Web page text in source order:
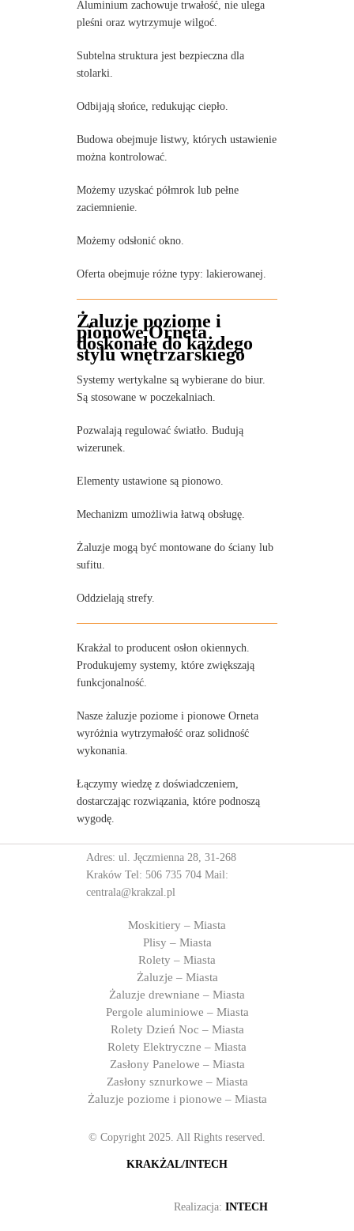
Aluminium zachowuje trwałość, nie ulega
pleśni oraz wytrzymuje wilgoć.
Subtelna struktura jest bezpieczna dla
stolarki.
Odbijają słońce, redukując ciepło.
Budowa obejmuje listwy, których ustawienie
można kontrolować.
Możemy uzyskać półmrok lub pełne
zaciemnienie.
Możemy odsłonić okno.
Oferta obejmuje różne typy: lakierowanej.
Żaluzje poziome i
pionowe Orneta
doskonałe do każdego
stylu wnętrzarskiego
Systemy wertykalne są wybierane do biur.
Są stosowane w poczekalniach.
Pozwalają regulować światło. Budują
wizerunek.
Elementy ustawione są pionowo.
Mechanizm umożliwia łatwą obsługę.
Żaluzje mogą być montowane do ściany lub
sufitu.
Oddzielają strefy.
Krakżal to producent osłon okiennych.
Produkujemy systemy, które zwiększają
funkcjonalność.
Nasze żaluzje poziome i pionowe Orneta
wyróżnia wytrzymałość oraz solidność
wykonania.
Łączymy wiedzę z doświadczeniem,
dostarczając rozwiązania, które podnoszą
wygodę.
Adres: ul. Jęczmienna 28, 31-268
Kraków Tel: 506 735 704 Mail:
centrala@krakzal.pl
Moskitiery – Miasta
Plisy – Miasta
Rolety – Miasta
Żaluzje – Miasta
Żaluzje drewniane – Miasta
Pergole aluminiowe – Miasta
Rolety Dzień Noc – Miasta
Rolety Elektryczne – Miasta
Zasłony Panelowe – Miasta
Zasłony sznurkowe – Miasta
Żaluzje poziome i pionowe – Miasta
© Copyright 2025. All Rights reserved.
KRAKŻAL/INTECH
Realizacja: INTECH